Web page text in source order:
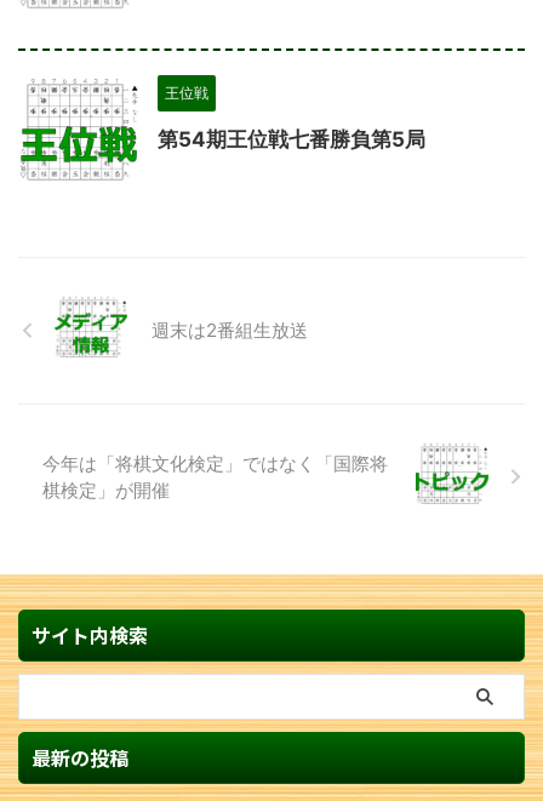
王位戦
第54期王位戦七番勝負第5局
週末は2番組生放送
今年は「将棋文化検定」ではなく「国際将
棋検定」が開催
サイト内検索
最新の投稿